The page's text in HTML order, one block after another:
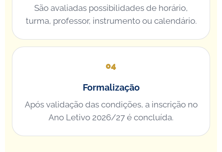
São avaliadas possibilidades de horário,
turma, professor, instrumento ou calendário.
Formalização
Após validação das condições, a inscrição no
Ano Letivo 2026/27 é concluída.